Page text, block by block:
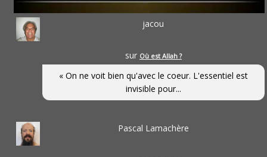
jacou
sur Où est Allah ?
« On ne voit bien qu'avec le coeur. L'essentiel est
invisible pour...
Pascal Lamachère